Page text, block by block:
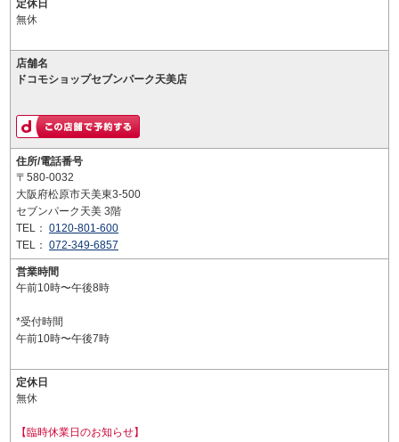
定休日
無休
店舗名
ドコモショップセブンパーク天美店
住所/電話番号
〒580-0032
大阪府松原市天美東3-500
セブンパーク天美 3階
TEL： 0120-801-600
TEL： 072-349-6857
営業時間
午前10時〜午後8時
*受付時間
午前10時〜午後7時
定休日
無休
【臨時休業日のお知らせ】